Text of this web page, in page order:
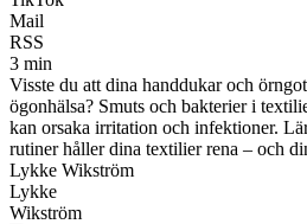
Mail
RSS
3 min
Visste du att dina handdukar och
ögonhälsa? Smuts och bakterier i
kan orsaka irritation och infektioner.
rutiner håller dina textilier rena – och
Lykke Wikström
Lykke
Wikström